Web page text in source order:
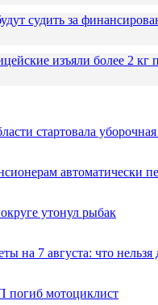
судить за
изъяли более 2 кг
стартовала
автоматически
утонул рыбак
на 7 августа: что
погиб мотоциклист